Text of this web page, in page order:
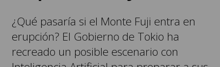
¿Qué pasaría si el Monte Fuji entra en
erupción? El Gobierno de Tokio ha
recreado un posible escenario con